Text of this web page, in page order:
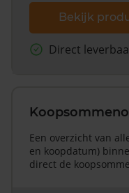
Bekijk
Direct
Een overzicht van
en koopdatum)
direct de